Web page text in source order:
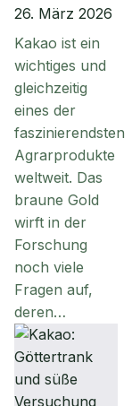
26. März 2026
Kakao ist ein
wichtiges und
gleichzeitig
eines der
faszinierendsten
Agrarprodukte
weltweit. Das
braune Gold
wirft in der
Forschung
noch viele
Fragen auf,
deren…